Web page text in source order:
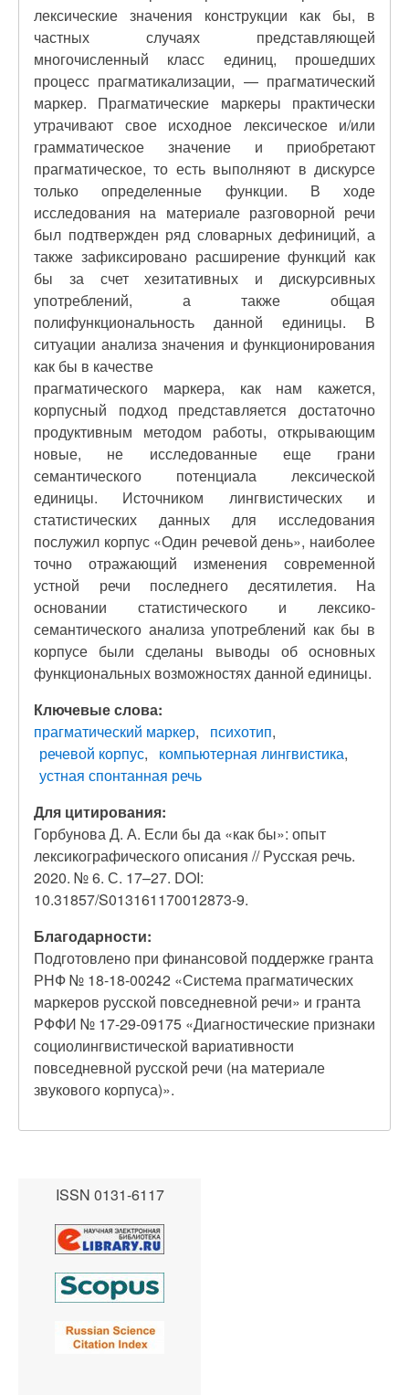
лексические значения конструкции как бы, в
частных случаях представляющей
многочисленный класс единиц, прошедших
процесс прагматикализации, — прагматический
маркер. Прагматические маркеры практически
утрачивают свое исходное лексическое и/или
грамматическое значение и приобретают
прагматическое, то есть выполняют в дискурсе
только определенные функции. В ходе
исследования на материале разговорной речи
был подтвержден ряд словарных дефиниций, а
также зафиксировано расширение функций как
бы за счет хезитативных и дискурсивных
употреблений, а также общая
полифункциональность данной единицы. В
ситуации анализа значения и функционирования
как бы в качестве
прагматического маркера, как нам кажется,
корпусный подход представляется достаточно
продуктивным методом работы, открывающим
новые, не исследованные еще грани
семантического потенциала лексической
единицы. Источником лингвистических и
статистических данных для исследования
послужил корпус «Один речевой день», наиболее
точно отражающий изменения современной
устной речи последнего десятилетия. На
основании статистического и лексико-
семантического анализа употреблений как бы в
корпусе были сделаны выводы об основных
функциональных возможностях данной единицы.
Ключевые слова:
прагматический маркер
психотип
речевой корпус
компьютерная лингвистика
устная спонтанная речь
Для цитирования:
Горбунова Д. А. Если бы да «как бы»: опыт
лексикографического описания // Русская речь.
2020. № 6. С. 17–27. DOI:
10.31857/S013161170012873-9.
Благодарности:
Подготовлено при финансовой поддержке гранта
РНФ № 18-18-00242 «Система прагматических
маркеров русской повседневной речи» и гранта
РФФИ № 17-29-09175 «Диагностические признаки
социолингвистической вариативности
повседневной русской речи (на материале
звукового корпуса)».
ISSN 0131-6117